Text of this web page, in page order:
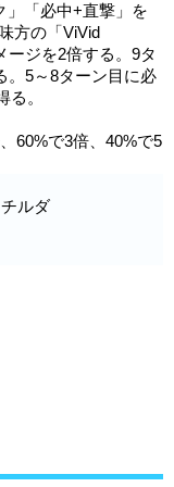
」「必中+直撃」を
方の「ViVid
ージを2倍する。9タ
。5～8ターン目に必
。
60%で3倍、40%で5
ルダ